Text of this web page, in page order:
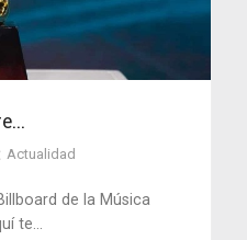
Actualidad
de la Música
te...